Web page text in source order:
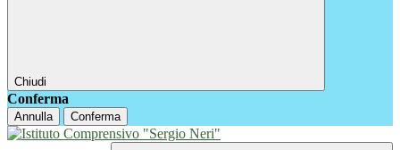
Chiudi
Conferma
Annulla Conferma